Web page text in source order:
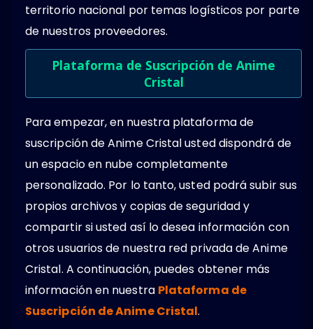
territorio nacional por temas logísticos por parte
de nuestros proveedores.
Plataforma de Suscripción de Anime
Cristal
Para empezar, en nuestra plataforma de
suscripción de Anime Cristal usted dispondrá de
un espacio en nube completamente
personalizado. Por lo tanto, usted podrá subir sus
propios archivos y copias de seguridad y
compartir si usted así lo desea información con
otros usuarios de nuestra red privada de Anime
Cristal. A continuación, puedes obtener más
información en nuestra Plataforma de
Suscripción de Anime Cristal.